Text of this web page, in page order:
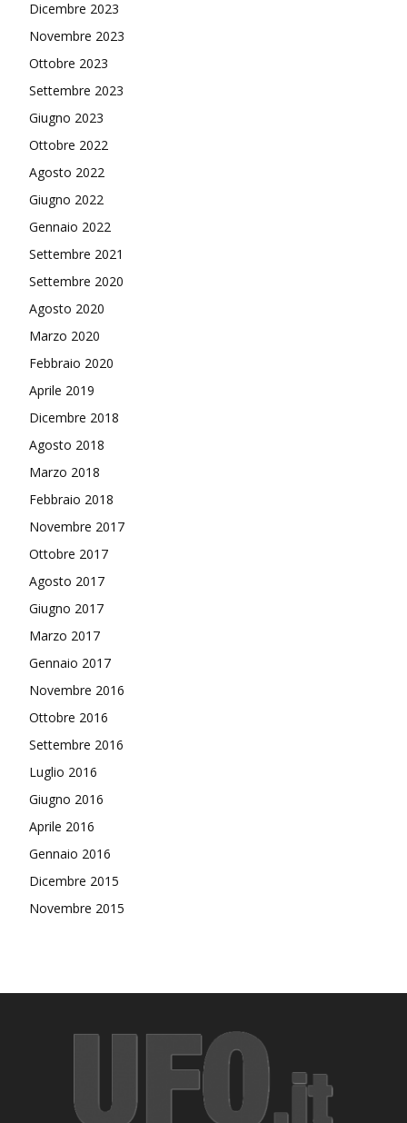
Dicembre 2023
Novembre 2023
Ottobre 2023
Settembre 2023
Giugno 2023
Ottobre 2022
Agosto 2022
Giugno 2022
Gennaio 2022
Settembre 2021
Settembre 2020
Agosto 2020
Marzo 2020
Febbraio 2020
Aprile 2019
Dicembre 2018
Agosto 2018
Marzo 2018
Febbraio 2018
Novembre 2017
Ottobre 2017
Agosto 2017
Giugno 2017
Marzo 2017
Gennaio 2017
Novembre 2016
Ottobre 2016
Settembre 2016
Luglio 2016
Giugno 2016
Aprile 2016
Gennaio 2016
Dicembre 2015
Novembre 2015